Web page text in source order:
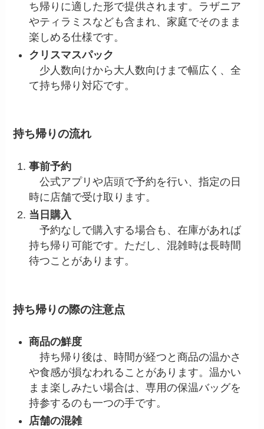
ち帰りに適した形で提供されます。ラザニア
やティラミスなども含まれ、家庭でそのまま
楽しめる仕様です。
クリスマスパック
少人数向けから大人数向けまで幅広く、全
て持ち帰り対応です。
持ち帰りの流れ
事前予約
公式アプリや店頭で予約を行い、指定の日
時に店舗で受け取ります。
当日購入
予約なしで購入する場合も、在庫があれば
持ち帰り可能です。ただし、混雑時は長時間
待つことがあります。
持ち帰りの際の注意点
商品の鮮度
持ち帰り後は、時間が経つと商品の温かさ
や食感が損なわれることがあります。温かい
まま楽しみたい場合は、専用の保温バッグを
持参するのも一つの手です。
店舗の混雑